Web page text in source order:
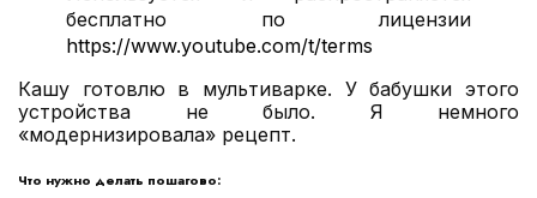
бесплатно по лицензии
https://www.youtube.com/t/terms
Кашу готовлю в мультиварке. У бабушки этого
устройства не было. Я немного
«модернизировала» рецепт.
Что нужно делать пошагово: